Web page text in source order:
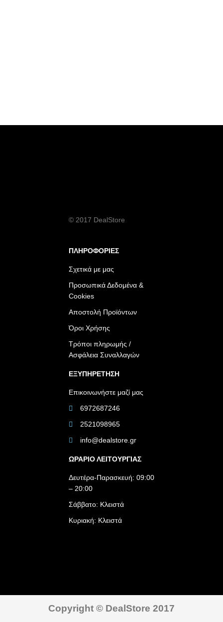
© 2017 DealStore
ΠΛΗΡΟΦΟΡΙΕΣ
Σχετικά με μας
Προσωπικά Δεδομένα &
Cookies
Αποστολή Προϊόντων
Όροι Χρήσης
Τρόποι πληρωμής /
Ασφάλεια Συναλλαγών
ΕΞΥΠΗΡΕΤΗΣΗ
Επικοινωνήστε μαζί μας
6972687246
2521098965
info@dealstore.gr
ΩΡΑΡΙΟ ΛΕΙΤΟΥΡΓΙΑΣ​
Δευτέρα-Παρασκευή: 09:00
– 20:00
Σάββατο: Κλειστά
Κυριακή: Κλειστά
Copyright © DealStore 2017